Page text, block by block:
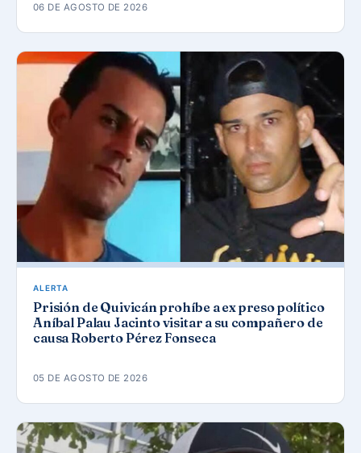
06 DE AGOSTO DE 2026
ALERTA
Prisión de Quivicán prohíbe a ex preso político
Aníbal Palau Jacinto visitar a su compañero de
causa Roberto Pérez Fonseca
05 DE AGOSTO DE 2026